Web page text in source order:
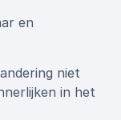
en
niet
in het